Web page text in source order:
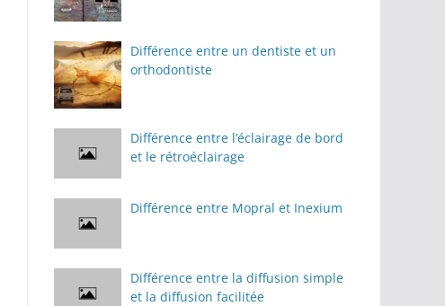
Différence entre un dentiste et un
orthodontiste
Différence entre l’éclairage de bord
et le rétroéclairage
Différence entre Mopral et Inexium
Différence entre la diffusion simple
et la diffusion facilitée